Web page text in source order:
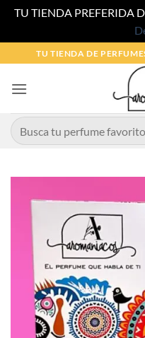
TU TIENDA PREFERIDA
al
contenido
TU TIENDA DE
Buscar
por: